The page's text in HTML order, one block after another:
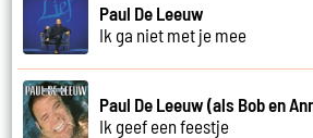
Paul De Leeuw
Ik ga niet met je mee
Paul De Leeuw (als Bob en
Ik geef een feestje